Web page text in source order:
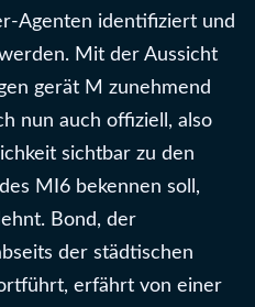
Agenten identifiziert und
Mit der Aussicht
gerät M zunehmend
nun auch offiziell, also
sichtbar zu den
MI6 bekennen soll,
Bond, der
der städtischen
erfährt von einer